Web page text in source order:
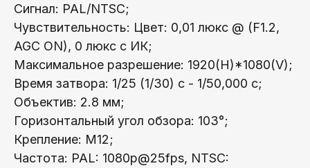
Сигнал: PAL/NTSC;
Чувствительность: Цвет: 0,01 люкс @ (F1.2,
AGC ON), 0 люкс с ИК;
Максимальное разрешение: 1920(H)*1080(V);
Время затвора: 1/25 (1/30) c - 1/50,000 c;
Объектив: 2.8 мм;
Горизонтальный угол обзора: 103°;
Крепление: М12;
Частота: PAL: 1080p@25fps, NTSC: